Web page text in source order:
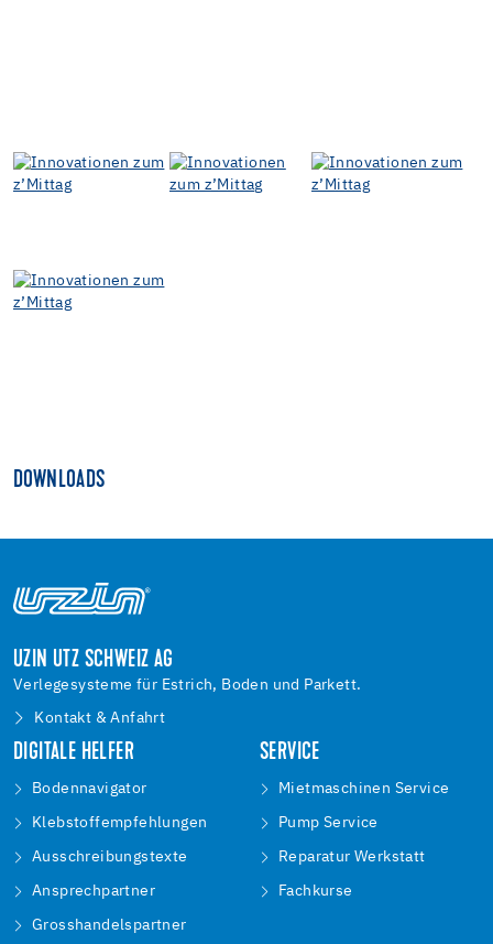
DOWNLOADS
UZIN UTZ SCHWEIZ AG
Verlegesysteme für Estrich, Boden und Parkett.
Kontakt & Anfahrt
DIGITALE HELFER
Bodennavigator
Klebstoffempfehlungen
Ausschreibungstexte
Ansprechpartner
Grosshandelspartner
SERVICE
Mietmaschinen Service
Pump Service
Reparatur Werkstatt
Fachkurse